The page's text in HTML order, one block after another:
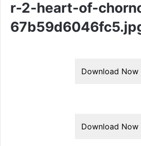
r-2-heart-of-
Download Now
Download Now